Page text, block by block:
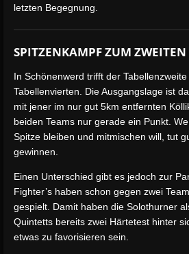
letzten Begegnung.
SPITZENKAMPF ZUM ZWEITEN
In Schönenwerd trifft der
Tabellenvierten. Die Ausgangslage ist
mit jener im nur gut 5km entfernten
beiden Teams nur gerade ein Punkt.
Spitze bleiben und mitmischen will, tut
gewinnen.
Einen Unterschied gibt es jedoch zur
Fighter’s haben schon gegen zwei
gespielt. Damit haben die Solothurner
Quintetts bereits zwei Härtetest hinter
etwas zu favorisieren sein.